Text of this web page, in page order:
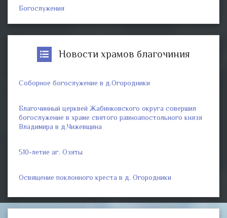
Богослужения
Новости храмов благочиния
Соборное богослужение в д.Огородники
Благочинный церквей Жабинковского округа совершил
богослужение в храме святого равноапостольного князя
Владимира в д.Чижевщина
510-летие аг. Озяты
Освящение поклонного креста в д. Огородники